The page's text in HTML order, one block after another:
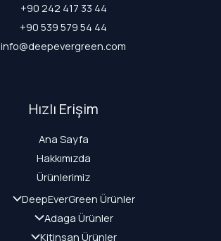
+90 242 417 33 44
+90 539 579 54 44
info@deepevergreen.com
Hızlı Erişim
Ana Sayfa
Hakkımızda
Ürünlerimiz
DeepEverGreen Ürünler
Adaga Ürünler
Kitinsan Ürünler